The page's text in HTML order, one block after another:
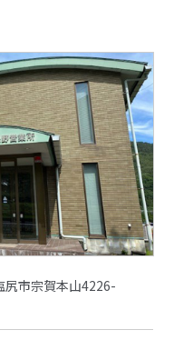
尻市宗賀本山4226-